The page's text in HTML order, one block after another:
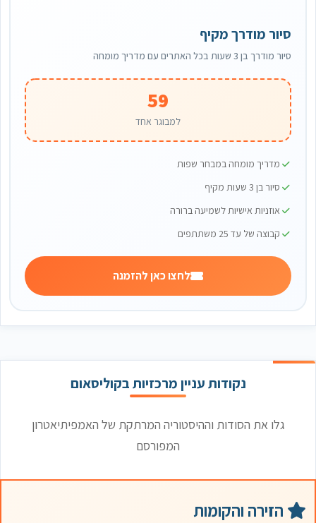
סיור מודרך מקיף
סיור מודרך בן 3 שעות בכל האתרים עם מדריך מומחה
59
למבוגר אחד
מדריך מומחה במבחר שפות
סיור בן 3 שעות מקיף
אוזניות אישיות לשמיעה ברורה
קבוצה של עד 25 משתתפים
לחצו כאן להזמנה
נקודות עניין מרכזיות בקוליסאום
גלו את הסודות וההיסטוריה המרתקת של האמפיתיאטרון
המפורסם
הזירה והקומות